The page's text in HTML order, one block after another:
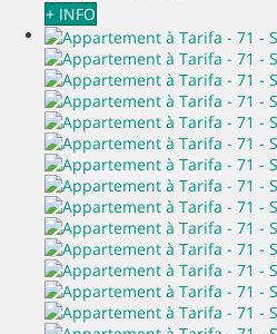
+ INFO